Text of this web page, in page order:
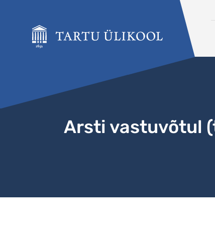
Arsti vastuvõtul